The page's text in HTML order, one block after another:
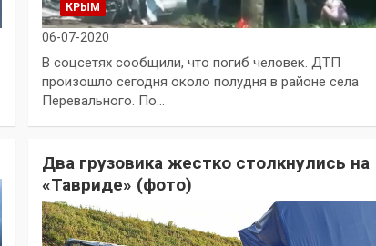
КРЫМ
06-07-2020
В соцсетях сообщили, что погиб человек. ДТП
произошло сегодня около полудня в районе села
Перевального. По…
Два грузовика жестко столкнулись на
«Тавриде» (фото)